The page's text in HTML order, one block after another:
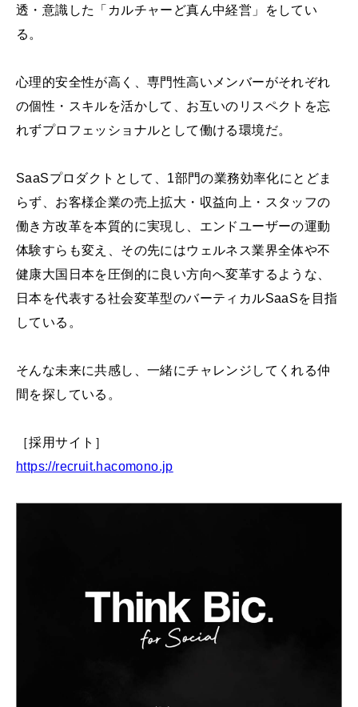
透・意識した「カルチャーど真ん中経営」をしてい
る。
心理的安全性が高く、専門性高いメンバーがそれぞれ
の個性・スキルを活かして、お互いのリスペクトを忘
れずプロフェッショナルとして働ける環境だ。
SaaSプロダクトとして、1部門の業務効率化にとどま
らず、お客様企業の売上拡大・収益向上・スタッフの
働き方改革を本質的に実現し、エンドユーザーの運動
体験すらも変え、その先にはウェルネス業界全体や不
健康大国日本を圧倒的に良い方向へ変革するような、
日本を代表する社会変革型のバーティカルSaaSを目指
している。
そんな未来に共感し、一緒にチャレンジしてくれる仲
間を探している。
［採用サイト］
https://recruit.hacomono.jp